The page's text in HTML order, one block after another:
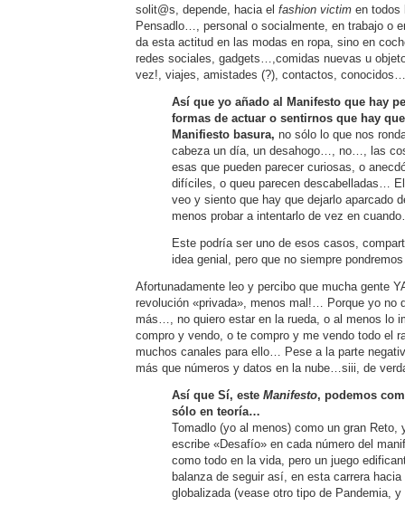
solit@s, depende, hacia el fashion victim en todos
Pensadlo…, personal o socialmente, en trabajo o
da esta actitud en las modas en ropa, sino en
redes sociales, gadgets…,comidas nuevas u
vez!, viajes, amistades (?), contactos,
Así que yo añado al Manifesto que hay
formas de actuar o sentirnos que hay
Manifiesto basura, no sólo lo que nos
cabeza un día, un desahogo…, no…, las
esas que pueden parecer curiosas, o
difíciles, o queu parecen descabelladas…
veo y siento que hay que dejarlo aparcado
menos probar a intentarlo de vez en
Este podría ser uno de esos casos,
idea genial, pero que no siempre
Afortunadamente leo y percibo que mucha gente
revolución «privada», menos mal!… Porque yo no
más…, no quiero estar en la rueda, o al menos lo
compro y vendo, o te compro y me vendo todo el
muchos canales para ello… Pese a la parte
más que números y datos en la nube…siii, de
Así que Sí, este Manifesto, podemos
sólo en teoría…
Tomadlo (yo al menos) como un gran Reto,
escribe «Desafío» en cada número del
como todo en la vida, pero un juego
balanza de seguir así, en esta carrera
globalizada (vease otro tipo de Pandemia,